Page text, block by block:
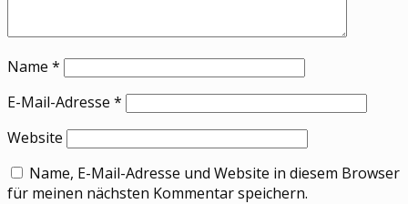
Name *
E-Mail-Adresse *
Website
Name, E-Mail-Adresse und Website in diesem Browser
für meinen nächsten Kommentar speichern.